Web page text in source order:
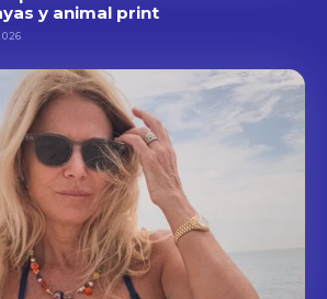
y animal print